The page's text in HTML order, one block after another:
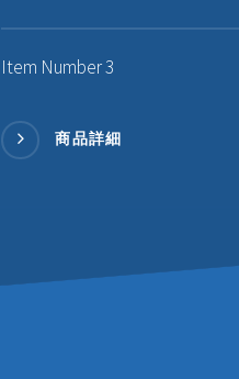
Item Number 3
商品詳細